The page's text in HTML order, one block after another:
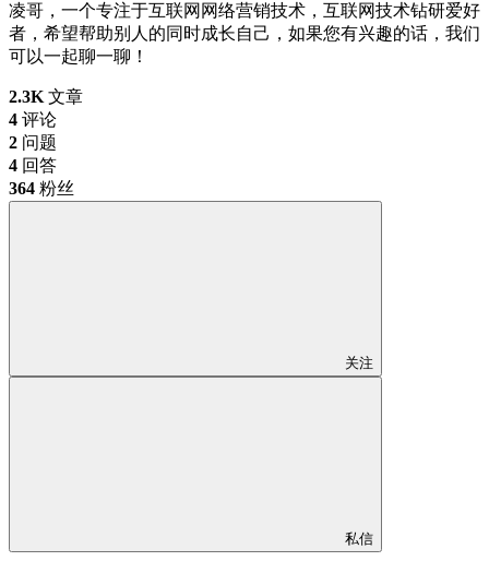
凌哥，一个专注于互联网网络营销技术，互联网技术钻研爱好
者，希望帮助别人的同时成长自己，如果您有兴趣的话，我们
可以一起聊一聊！
2.3K 文章
4 评论
2 问题
4 回答
364 粉丝
关注
私信